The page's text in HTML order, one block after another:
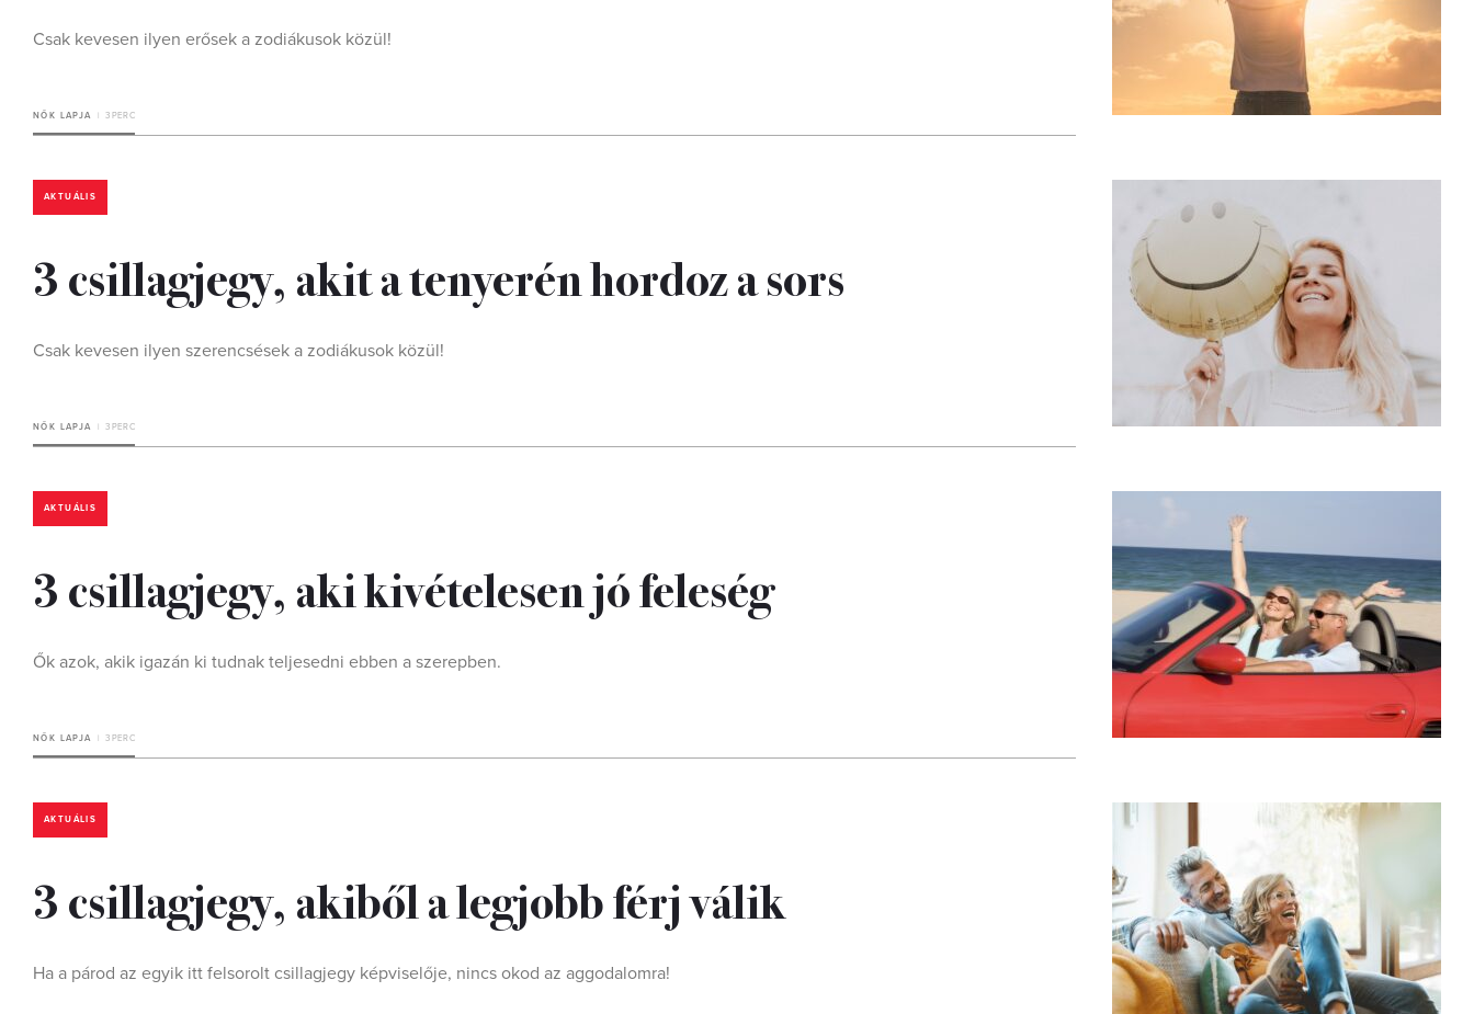
Csak kevesen ilyen erősek a zodiákusok közül!
NŐK LAPJA 3 PERC
AKTUÁLIS
3 csillagjegy, akit a tenyerén hordoz a sors
Csak kevesen ilyen szerencsések a zodiákusok közül!
NŐK LAPJA 3 PERC
AKTUÁLIS
3 csillagjegy, aki kivételesen jó feleség
Ők azok, akik igazán ki tudnak teljesedni ebben a szerepben.
NŐK LAPJA 3 PERC
AKTUÁLIS
3 csillagjegy, akiből a legjobb férj válik
Ha a párod az egyik itt felsorolt csillagjegy képviselője, nincs okod az aggodalomra!